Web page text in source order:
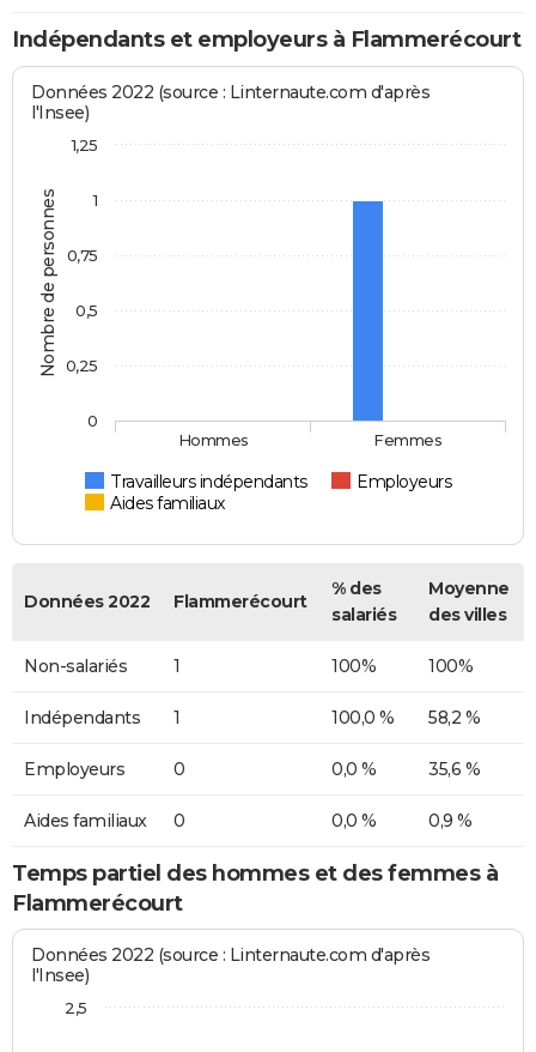
Indépendants et employeurs à Flammerécourt
Nombre de personnes
Données 2022 (source : Linternaute.com d'après
l'Insee)
Travailleurs indépendants
Employeurs
Aides familiaux
Hommes Femmes
0
0,25
0,5
0,75
1
1,25
Données 2022 Flammerécourt
% des
salariés
Moyenne
des villes
Non-salariés 1 100% 100%
Indépendants 1 100,0 % 58,2 %
Employeurs 0 0,0 % 35,6 %
Aides familiaux 0 0,0 % 0,9 %
Temps partiel des hommes et des femmes à
Flammerécourt
Données 2022 (source : Linternaute.com d'après
l'Insee)
2,5